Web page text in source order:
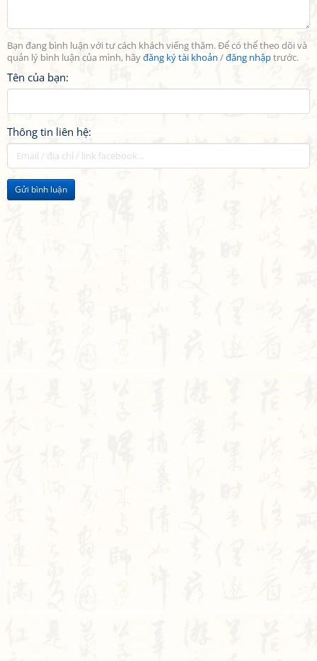
Bạn đang bình luận với tư cách khách viếng thăm. Để có thể theo dõi và
quản lý bình luận của mình, hãyđăng ký tài khoản /đăng nhậptrước.
Tên của bạn:
Thông tin liên hệ:
Gửi bình luận